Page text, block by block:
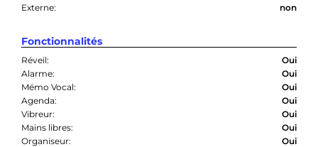
Externe:
non
Fonctionnalités
Réveil:
Oui
Alarme:
Oui
Mémo Vocal:
Oui
Agenda:
Oui
Vibreur:
Oui
Mains libres:
Oui
Organiseur:
Oui